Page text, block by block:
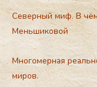
Северный миф. В
Меньшиковой
Многомерная
миров.